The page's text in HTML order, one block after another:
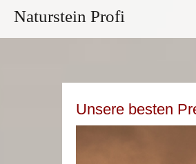
Naturstein Profi
Unsere besten